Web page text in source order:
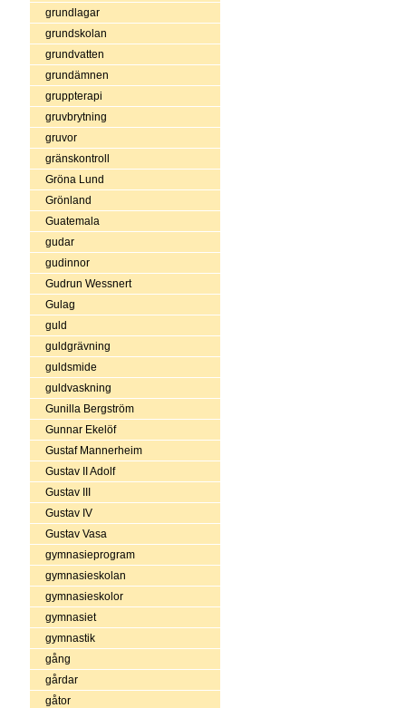
grundlagar
grundskolan
grundvatten
grundämnen
gruppterapi
gruvbrytning
gruvor
gränskontroll
Gröna Lund
Grönland
Guatemala
gudar
gudinnor
Gudrun Wessnert
Gulag
guld
guldgrävning
guldsmide
guldvaskning
Gunilla Bergström
Gunnar Ekelöf
Gustaf Mannerheim
Gustav II Adolf
Gustav III
Gustav IV
Gustav Vasa
gymnasieprogram
gymnasieskolan
gymnasieskolor
gymnasiet
gymnastik
gång
gårdar
gåtor